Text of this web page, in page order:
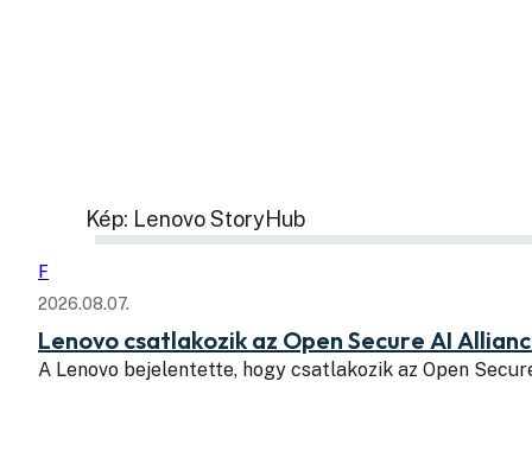
Kép: Lenovo StoryHub
F
2026.08.07.
Lenovo csatlakozik az Open Secure AI
A Lenovo bejelentette, hogy csatlakozik az Open